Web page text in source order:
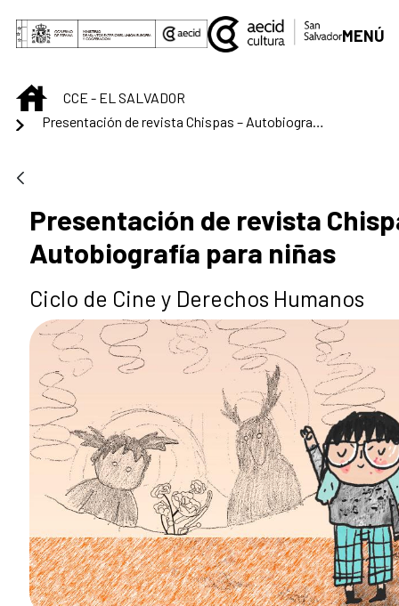
Saltar al contenido principal
MENÚ
INICIOCCE - EL SALVADOR
Presentación de revista
Autobiografía para niñas
Ciclo de Cine y Derechos Humanos